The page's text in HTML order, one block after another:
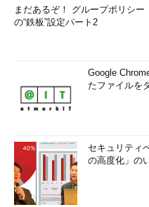
まだあるぞ！ グループポリシー
の“鉄板”設定パート2
Google
たファイルを
セキュリティ
の高度化」の